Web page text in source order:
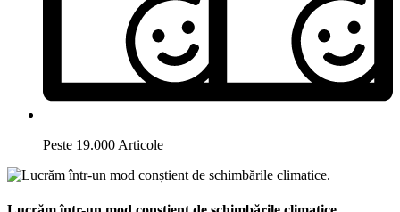
Peste 19.000 Articole